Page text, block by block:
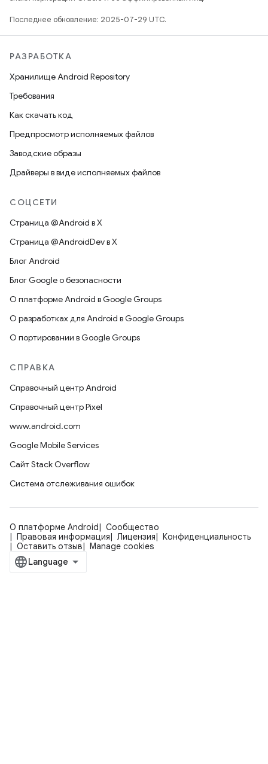
Последнее обновление: 2025-07-29 UTC.
РАЗРАБОТКА
Хранилище Android Repository
Требования
Как скачать код
Предпросмотр исполняемых файлов
Заводские образы
Драйверы в виде исполняемых файлов
СОЦСЕТИ
Страница @Android в X
Страница @AndroidDev в X
Блог Android
Блог Google о безопасности
О платформе Android в Google Groups
О разработках для Android в Google Groups
О портировании в Google Groups
СПРАВКА
Справочный центр Android
Справочный центр Pixel
www.android.com
Google Mobile Services
Сайт Stack Overflow
Система отслеживания ошибок
О платформе Android
Сообщество
Правовая информация
Лицензия
Конфиденциальность
Оставить отзыв
Manage cookies